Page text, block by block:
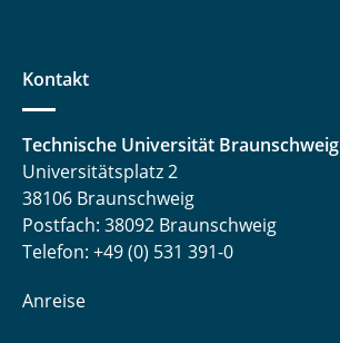
Kontakt
Technische Universität Braunschweig
Universitätsplatz 2
38106 Braunschweig
Postfach: 38092 Braunschweig
Telefon: +49 (0) 531 391-0
Anreise